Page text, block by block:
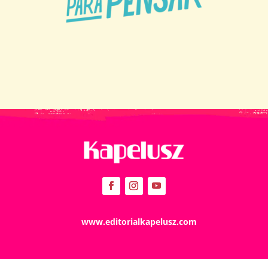
www.editorialkapelusz.com